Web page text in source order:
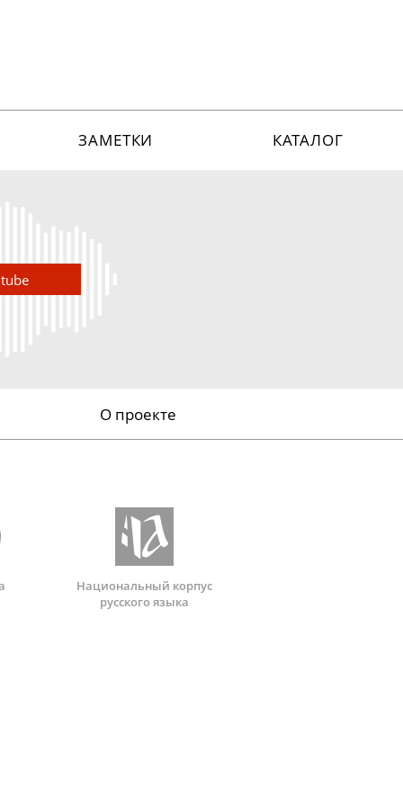
ЗАМЕТКИ КАТАЛОГ
О проекте
Национальный корпус
русского языка